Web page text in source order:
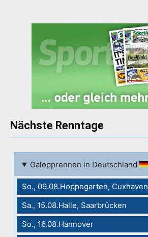
Nächste Renntage
Galopprennen in Deutschland
So., 09.08.Hoppegarten, Cuxhaven
Sa., 15.08.Halle, Saarbrücken
So., 16.08.Hannover